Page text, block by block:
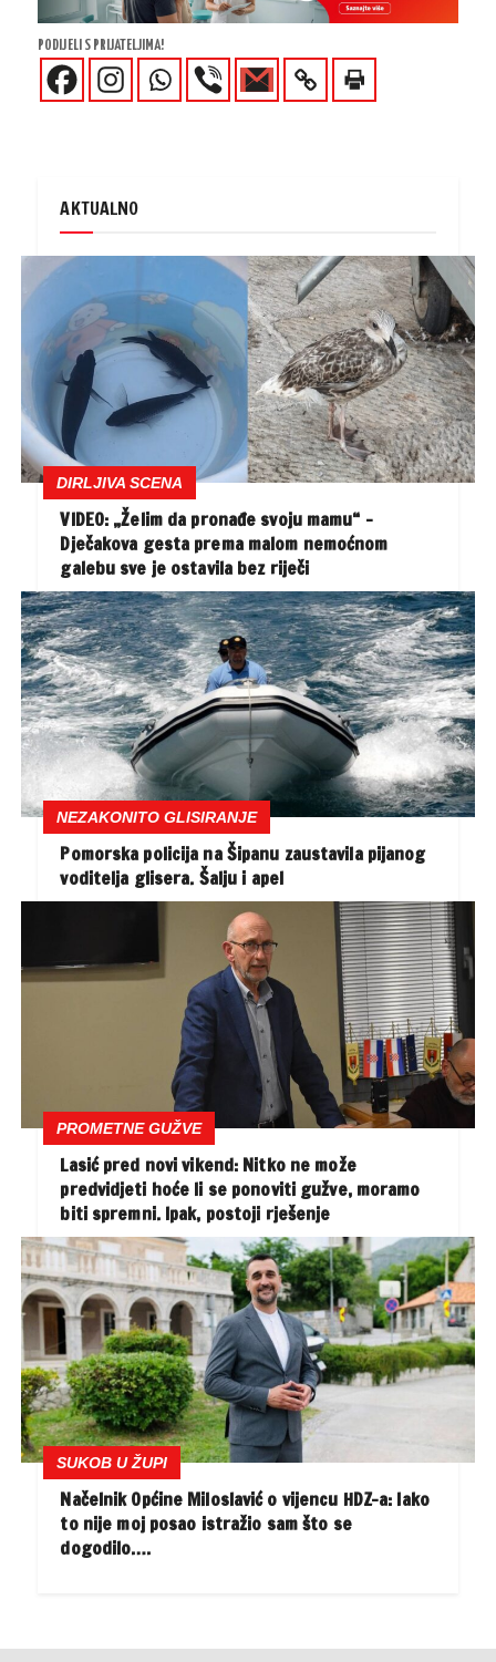
PODIJELI S PRIJATELJIMA!
AKTUALNO
DIRLJIVA SCENA
VIDEO: „Želim da pronađe svoju mamu“ –
Dječakova gesta prema malom nemoćnom
galebu sve je ostavila bez riječi
NEZAKONITO GLISIRANJE
Pomorska policija na Šipanu zaustavila pijanog
voditelja glisera. Šalju i apel
PROMETNE GUŽVE
Lasić pred novi vikend: Nitko ne može
predvidjeti hoće li se ponoviti gužve, moramo
biti spremni. Ipak, postoji rješenje
SUKOB U ŽUPI
Načelnik Općine Miloslavić o vijencu HDZ-a: Iako
to nije moj posao istražio sam što se
dogodilo….